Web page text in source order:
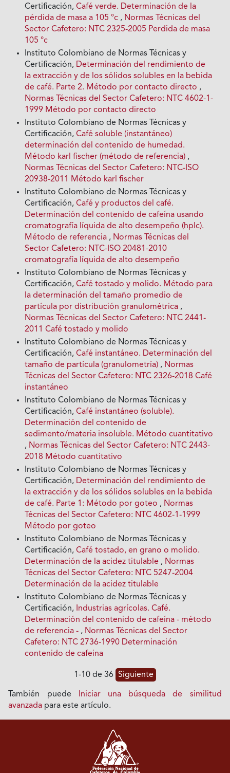
Certificación,Café verde. Determinación de la
pérdida de masa a 105 °c , Normas Técnicas del
Sector Cafetero: NTC 2325-2005 Perdida de masa
105 °c
Instituto Colombiano de Normas Técnicas y
Certificación, Determinación del rendimiento de
la extracción y de los sólidos solubles en la bebida
de café. Parte 2. Método por contacto directo ,
Normas Técnicas del Sector Cafetero: NTC 4602-1-
1999 Método por contacto directo
Instituto Colombiano de Normas Técnicas y
Certificación,Café soluble (instantáneo)
determinación del contenido de humedad.
Método karl fischer (método de referencia) ,
Normas Técnicas del Sector Cafetero: NTC-ISO
20938-2011 Método karl fischer
Instituto Colombiano de Normas Técnicas y
Certificación,Café y productos del café.
Determinación del contenido de cafeína usando
cromatografía líquida de alto desempeño (hplc).
Método de referencia , Normas Técnicas del
Sector Cafetero: NTC-ISO 20481-2010
cromatografía líquida de alto desempeño
Instituto Colombiano de Normas Técnicas y
Certificación,Café tostado y molido. Método para
la determinación del tamaño promedio de
partícula por distribución granulométrica ,
Normas Técnicas del Sector Cafetero: NTC 2441-
2011 Café tostado y molido
Instituto Colombiano de Normas Técnicas y
Certificación,Café instantáneo. Determinación del
tamaño de partícula (granulometría) , Normas
Técnicas del Sector Cafetero: NTC 2326-2018 Café
instantáneo
Instituto Colombiano de Normas Técnicas y
Certificación,Café instantáneo (soluble).
Determinación del contenido de
sedimento/materia insoluble. Método cuantitativo
, Normas Técnicas del Sector Cafetero: NTC 2443-
2018 Método cuantitativo
Instituto Colombiano de Normas Técnicas y
Certificación, Determinación del rendimiento de
la extracción y de los sólidos solubles en la bebida
de café. Parte 1: Método por goteo , Normas
Técnicas del Sector Cafetero: NTC 4602-1-1999
Método por goteo
Instituto Colombiano de Normas Técnicas y
Certificación,Café tostado, en grano o molido.
Determinación de la acidez titulable , Normas
Técnicas del Sector Cafetero: NTC 5247-2004
Determinación de la acidez titulable
Instituto Colombiano de Normas Técnicas y
Certificación, Industrias agrícolas. Café.
Determinación del contenido de cafeína - método
de referencia - , Normas Técnicas del Sector
Cafetero: NTC 2736-1990 Determinación
contenido de cafeina
1-10 de 36 Siguiente
También puede
Iniciar una búsqueda de similitud
avanzada para este artículo.